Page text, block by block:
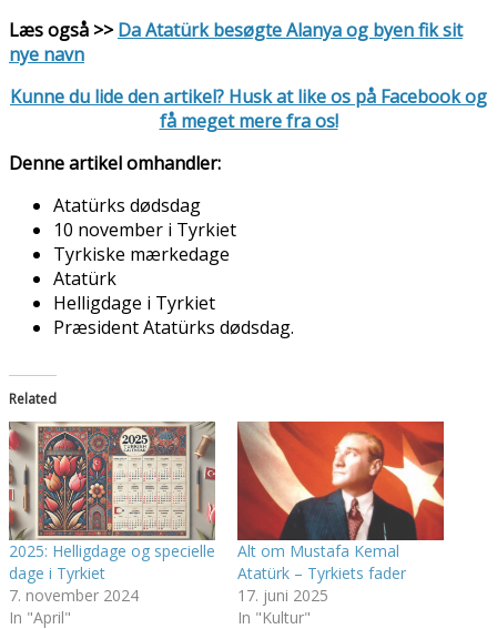
Læs også >>Da Atatürk besøgte Alanya og byen fik sit
nye navn
Kunne du lide den artikel? Husk at like os på Facebook og
få meget mere fra os!
Denne artikel omhandler:
Atatürks dødsdag
10 november i Tyrkiet
Tyrkiske mærkedage
Atatürk
Helligdage i Tyrkiet
Præsident Atatürks dødsdag.
Related
2025: Helligdage og specielle
dage i Tyrkiet
7. november 2024
In "April"
Alt om Mustafa Kemal
Atatürk – Tyrkiets fader
17. juni 2025
In "Kultur"